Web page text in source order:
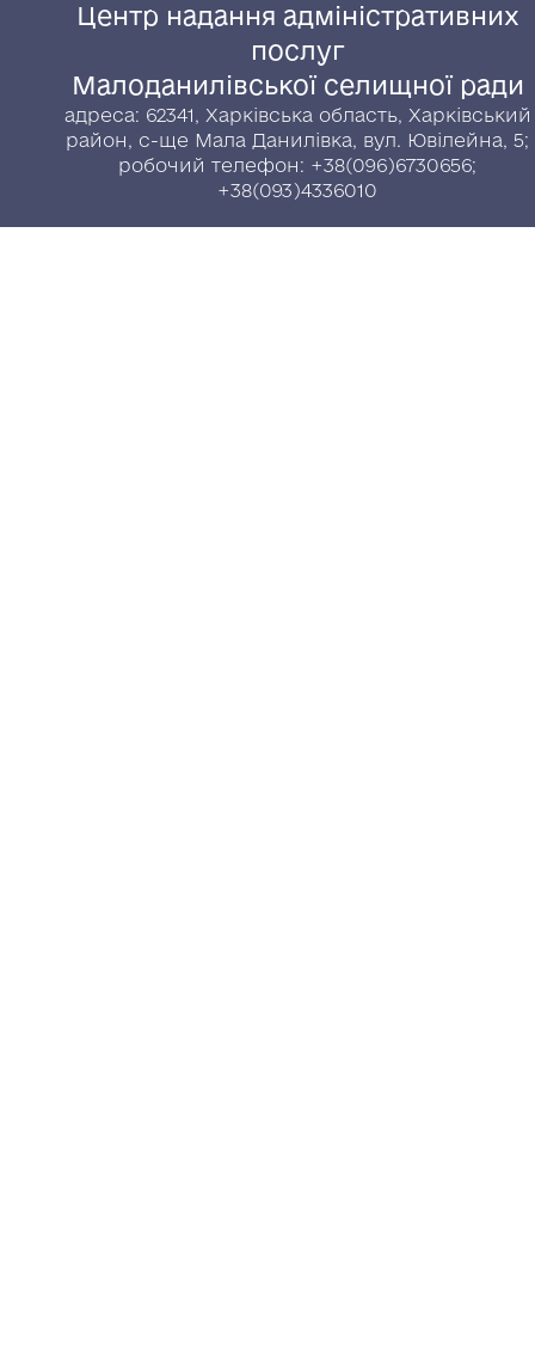
Центр надання адміністративних
послуг
Малоданилівської селищної ради
адреса: 62341, Харківська область, Харківський
район, с-ще Мала Данилівка, вул. Ювілейна, 5;
робочий телефон: +38(096)6730656;
+38(093)4336010